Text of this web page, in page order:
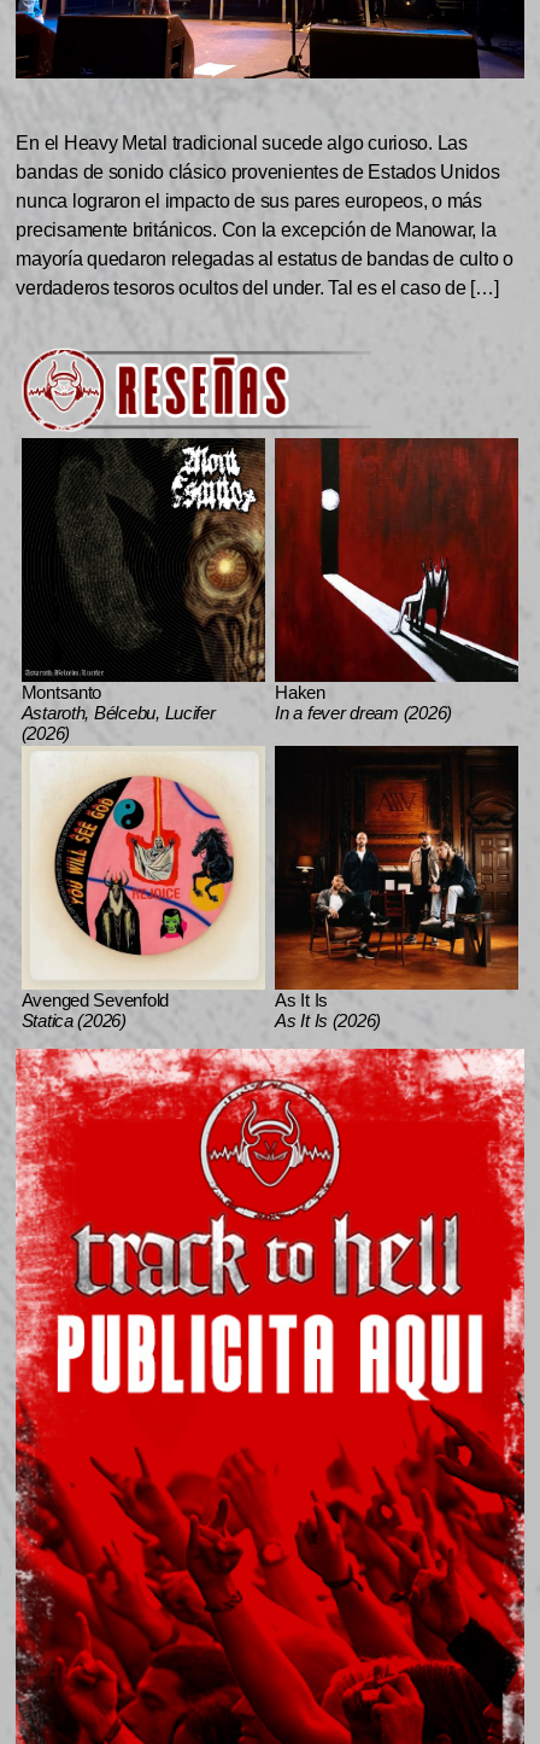
En el Heavy Metal tradicional sucede algo curioso. Las
bandas de sonido clásico provenientes de Estados Unidos
nunca lograron el impacto de sus pares europeos, o más
precisamente británicos. Con la excepción de Manowar, la
mayoría quedaron relegadas al estatus de bandas de culto o
verdaderos tesoros ocultos del under. Tal es el caso de […]
Montsanto
Astaroth, Bélcebu, Lucifer
(2026)
Haken
In a fever dream (2026)
Avenged Sevenfold
Statica (2026)
As It Is
As It Is (2026)